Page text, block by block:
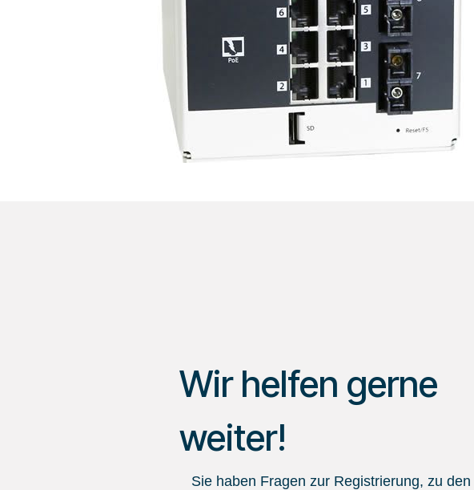
Wir helfen gerne
weiter!
Sie haben Fragen zur Registrierung, zu den